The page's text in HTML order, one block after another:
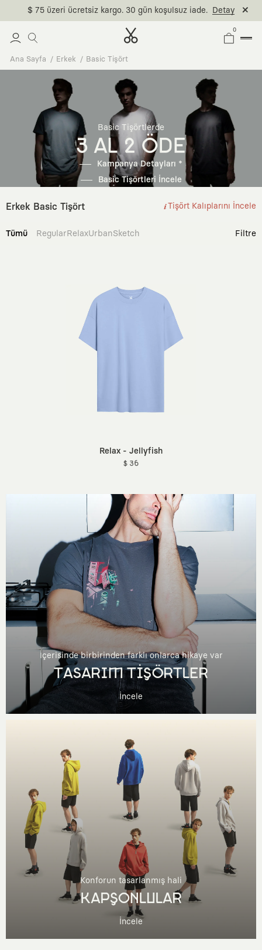
$ 75 üzeri ücretsiz kargo. 30 gün koşulsuz iade. Detay
0
Ana Sayfa Erkek Basic Tişört
Basic Tişörtlerde
3 AL 2 ÖDE
Kampanya Detayları *
Basic Tişörtleri İncele
Erkek Basic Tişört Tişört Kalıplarını İncele
Tümü RegularRelaxUrbanSketch Filtre
Relax - Jellyfish
$ 36
İçerisinde birbirinden farklı onlarca hikaye var
TASARIM TİŞÖRTLER
İncele
Konforun tasarlanmış hali
KAPŞONLULAR
İncele